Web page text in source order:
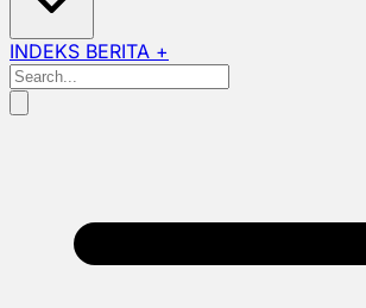
INDEKS BERITA +